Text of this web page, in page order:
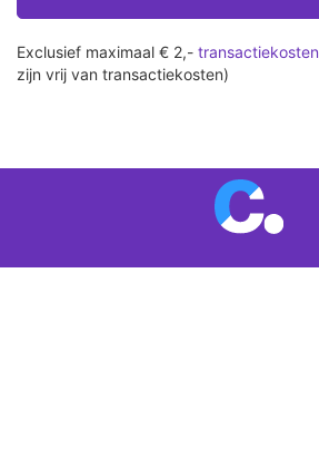
Exclusief maximaal € 2,- transactiekosten
zijn vrij van transactiekosten)